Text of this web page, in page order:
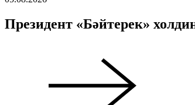
Президент «Бәйтерек»